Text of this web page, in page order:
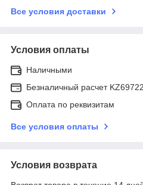
Все условия доставки
Условия оплаты
Наличными
Безналичный расчет
Оплата по реквизитам
Все условия оплаты
Условия возврата